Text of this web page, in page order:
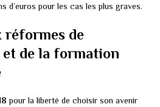
d’euros pour les cas les plus graves.
réformes de
et de la formation
pour la liberté de choisir son avenir